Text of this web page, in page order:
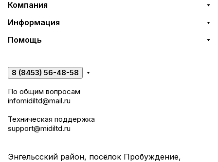
Компания
Информация
Помощь
8 (8453) 56-48-58
По общим вопросам
infomidiltd@mail.ru
Техническая поддержка
support@midiltd.ru
Энгельсский район, посёлок Пробуждение,